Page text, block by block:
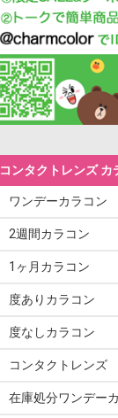
コンタクトレンズ カ
ワンデーカラコン
2週間カラコン
1ヶ月カラコン
度ありカラコン
度なしカラコン
コンタクトレンズ
在庫処分ワンデー